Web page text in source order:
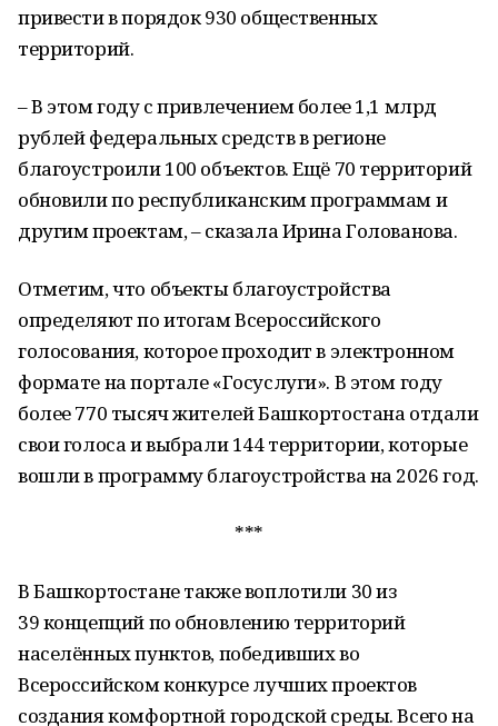
привести в порядок 930 общественных
территорий.
– В этом году с привлечением более 1,1 млрд
рублей федеральных средств в регионе
благоустроили 100 объектов. Ещё 70 территорий
обновили по республиканским программам и
другим проектам, – сказала Ирина Голованова.
Отметим, что объекты благоустройства
определяют по итогам Всероссийского
голосования, которое проходит в электронном
формате на портале «Госуслуги». В этом году
более 770 тысяч жителей Башкортостана отдали
свои голоса и выбрали 144 территории, которые
вошли в программу благоустройства на 2026 год.
***
В Башкортостане также воплотили 30 из
39 концепций по обновлению территорий
населённых пунктов, победивших во
Всероссийском конкурсе лучших проектов
создания комфортной городской среды. Всего на